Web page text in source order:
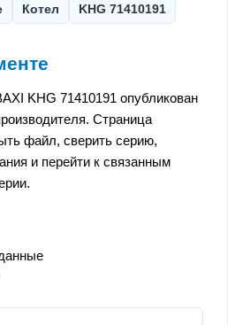
Котел KHG 71410191
KHG 71410191 опубликован
Страница
файл, сверить серию,
и перейти к связанным